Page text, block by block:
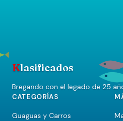
Klasificados
Bregando con el legado de 25
CATEGORÍAS
Guaguas y Carros